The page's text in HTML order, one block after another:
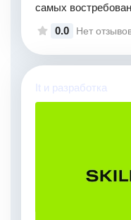
самых
0.0
Нет
It и разработка